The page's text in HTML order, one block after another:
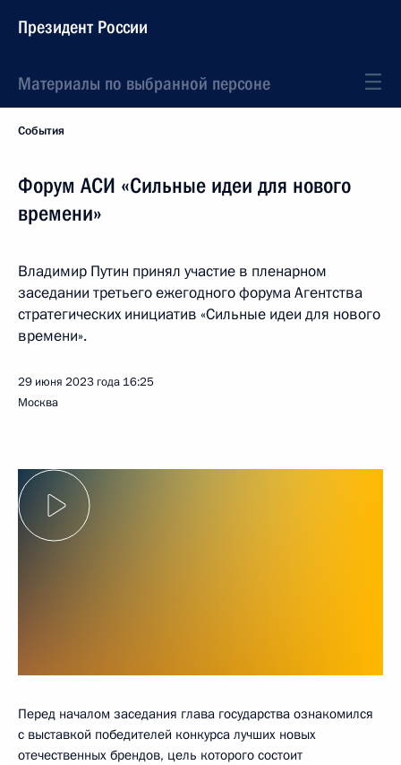
Президент России
Материалы по выбранной персоне
События
Форум АСИ «Сильные идеи для нового
времени»
Владимир Путин принял участие в пленарном
заседании третьего ежегодного форума Агентства
стратегических инициатив «Сильные идеи для нового
времени».
29 июня 2023 года 16:25
Москва
Перед началом заседания глава государства ознакомился
с выставкой победителей конкурса лучших новых
отечественных брендов, цель которого состоит